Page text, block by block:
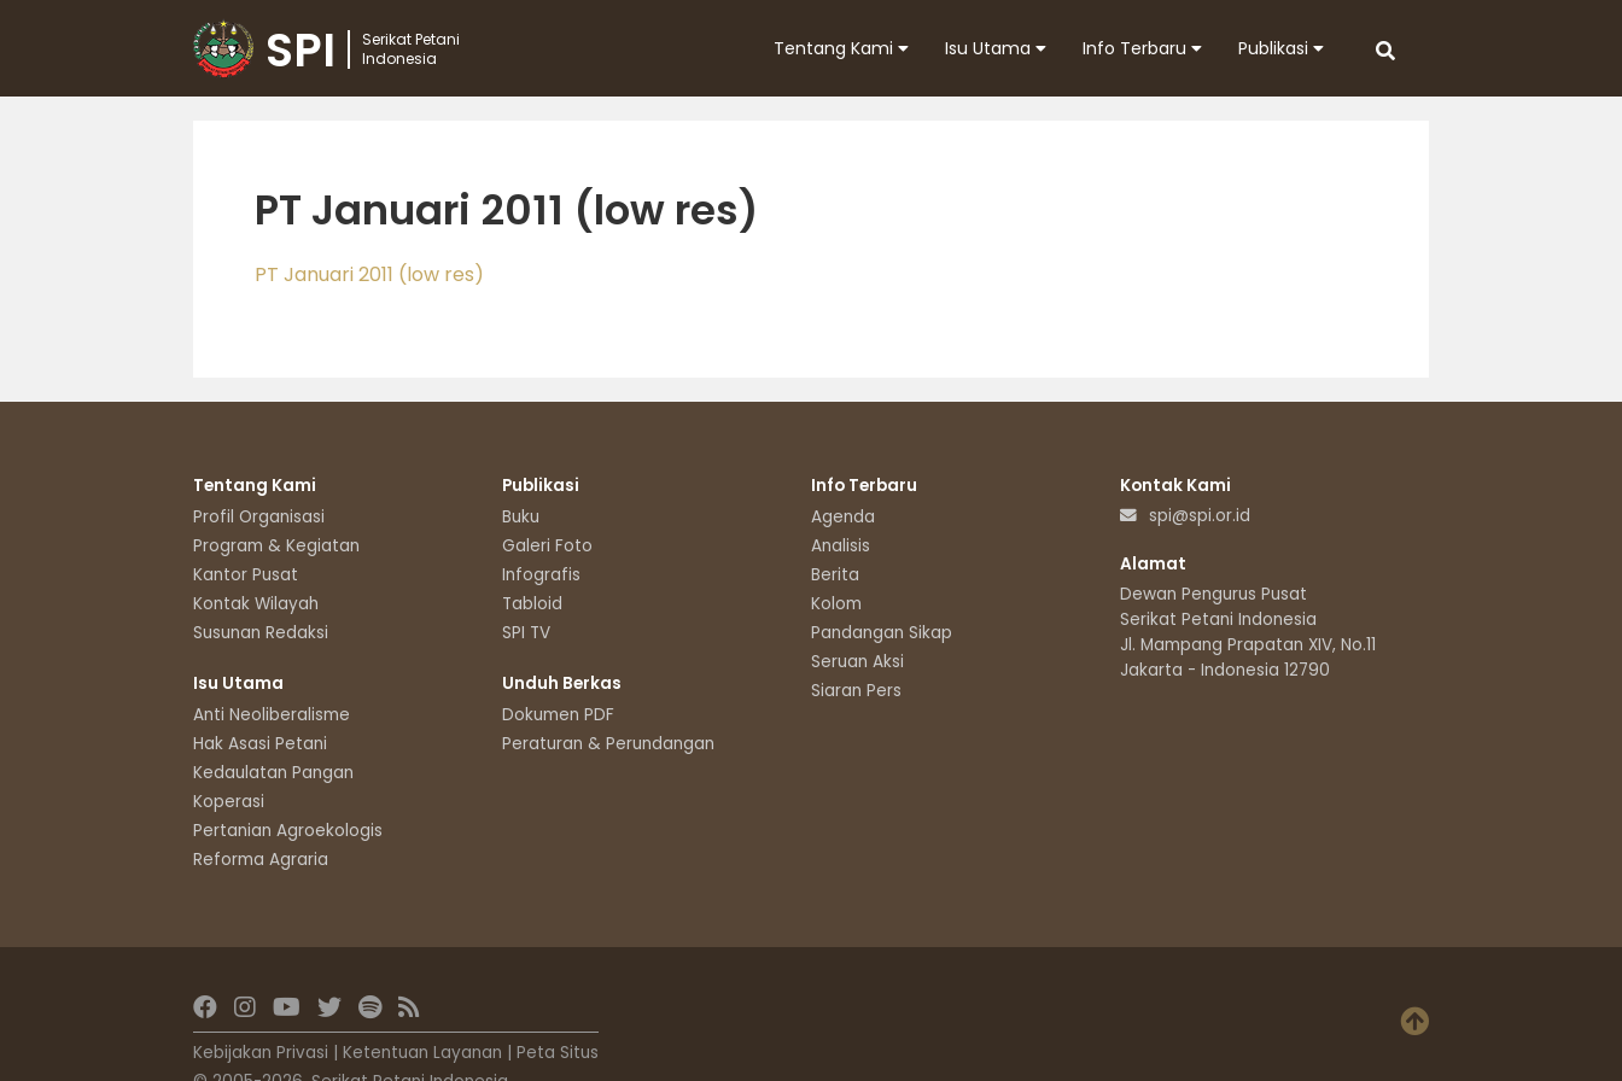
SPI
Serikat Petani
Indonesia
Tentang Kami Isu Utama Info Terbaru Publikasi
PT Januari 2011 (low res)
PT Januari 2011 (low res)
Tentang Kami
Profil Organisasi
Program & Kegiatan
Kantor Pusat
Kontak Wilayah
Susunan Redaksi
Isu Utama
Anti Neoliberalisme
Hak Asasi Petani
Kedaulatan Pangan
Koperasi
Pertanian Agroekologis
Reforma Agraria
Publikasi
Buku
Galeri Foto
Infografis
Tabloid
SPI TV
Unduh Berkas
Dokumen PDF
Peraturan & Perundangan
Info Terbaru
Agenda
Analisis
Berita
Kolom
Pandangan Sikap
Seruan Aksi
Siaran Pers
Kontak Kami
spi@spi.or.id
Alamat
Dewan Pengurus Pusat
Serikat Petani Indonesia
Jl. Mampang Prapatan XIV, No.11
Jakarta - Indonesia 12790
Kebijakan Privasi Ketentuan Layanan
Peta Situs